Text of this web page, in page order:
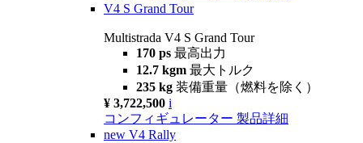
V4 S Grand Tour
Multistrada V4 S Grand Tour
170 ps 最高出力
12.7 kgm 最大トルク
235 kg 装備重量（燃料を除く）
¥ 3,722,500 i
コンフィギュレーター 製品詳細
new V4 Rally